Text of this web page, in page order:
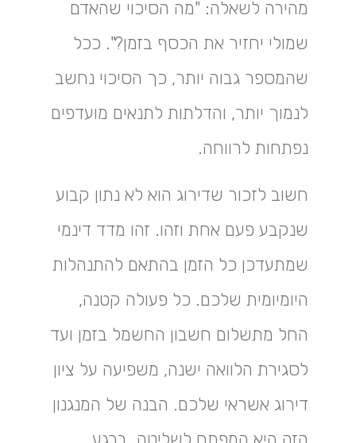
מהירה לשאלה: "מה הסיכוי שהאדם
שמולי יחזיר את הכסף בזמן?". ככל
שהמספר גבוה יותר, כך הסיכוי נחשב
לנמוך יותר, והדלתות לתנאים מועדפים
נפתחות לרווחה.
חשוב לזכור שדירוג הוא לא נתון קבוע
שנקבע פעם אחת וזהו. זהו מדד דינמי
שמתעדכן כל הזמן בהתאם להתנהלות
היומיומית שלכם. כל פעולה קטנה,
החל מתשלום חשבון החשמל בזמן ועד
לסגירת הלוואה ישנה, משפיעה על ציון
דירוג אשראי שלכם. הבנה של המנגנון